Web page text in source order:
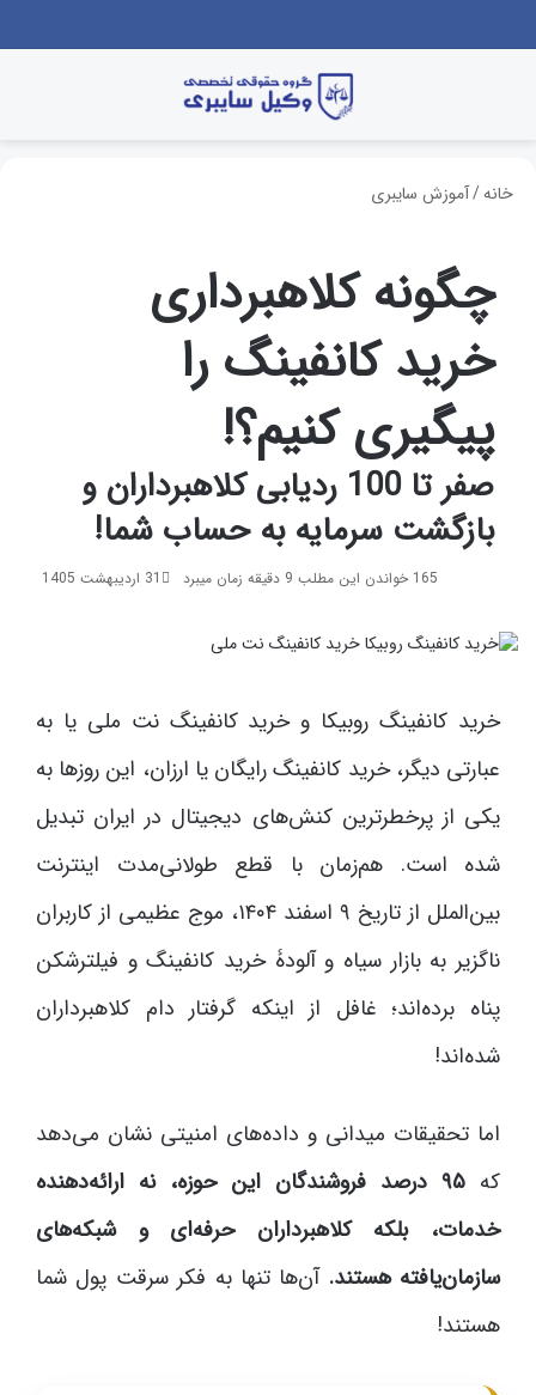
خانه/آموزش سایبری
چگونه کلاهبرداری
خرید کانفینگ را
پیگیری کنیم؟!
صفر تا 100 ردیابی کلاهبرداران و
بازگشت سرمایه به حساب شما!
31 اردیبهشت 1405 خواندن این مطلب 9 دقیقه زمان میبرد
خرید کانفینگ روبیکا و خرید کانفینگ نت ملی یا به
عبارتی دیگر، خرید کانفینگ رایگان یا ارزان، این روزها به
یکی از پرخطرترین کنش‌های دیجیتال در ایران تبدیل
شده است. هم‌زمان با قطع طولانی‌مدت اینترنت
بین‌الملل از تاریخ ۹ اسفند ۱۴۰۴، موج عظیمی از کاربران
ناگزیر به بازار سیاه و آلودۀ خرید کانفینگ و فیلترشکن
پناه برده‌اند؛ غافل از اینکه گرفتار دام کلاهبرداران
شده‌اند!
اما تحقیقات میدانی و داده‌های امنیتی نشان می‌دهد
که
۹۵ درصد فروشندگان این حوزه، نه ارائه‌دهنده
خدمات، بلکه کلاهبرداران حرفه‌ای و شبکه‌های
سازمان‌یافته هستند. آن‌ها تنها به فکر سرقت پول شما
هستند!